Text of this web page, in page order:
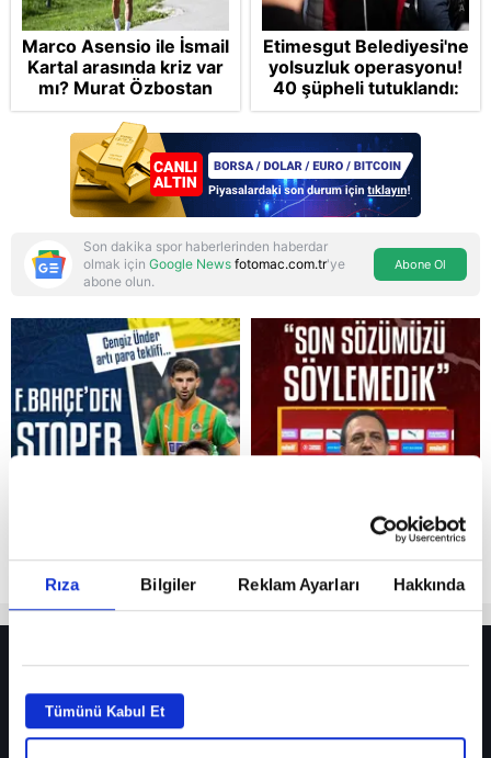
Rıza Bilgiler Reklam Ayarları Hakkında
Tümünü Kabul Et
Reddet
Marco Asensio ile İsmail
Kartal arasında kriz var
mı? Murat Özbostan
analiz etti: Egoları da
yönetmelisiniz
Etimesgut Belediyesi'ne
yolsuzluk operasyonu!
40 şüpheli tutuklandı:
Aralarında CHP'li Erdal
Beşikçioğlu da var
Son dakika spor haberlerinden haberdar
olmak için Google News fotomac.com.tr'ye
abone olun.
Abone Ol
Fenerbahçe’de sürpriz ayrılık ihtimali! Devre arasında gelmişti
Fenerbahçe’nin yeni transferi Mason Greenwood için olay sözler!